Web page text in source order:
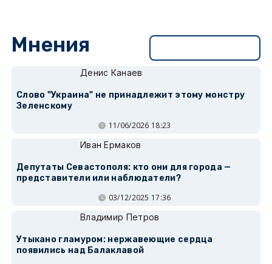
Мнения
Денис Канаев
Слово "Украина" не принадлежит этому монстру
Зеленскому
11/06/2026 18:23
Иван Ермаков
Депутаты Севастополя: кто они для города —
представители или наблюдатели?
03/12/2025 17:36
Владимир Петров
Утыкано гламуром: нержавеющие сердца
появились над Балаклавой